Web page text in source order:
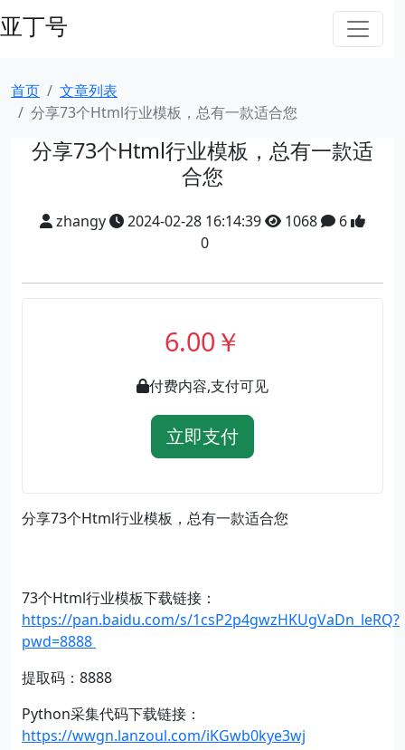
亚丁号
首页
文章列表
分享73个Html行业模板，总有一款适合您
分享73个Html行业模板，总有一款适
合您
zhangy 2024-02-28 16:14:39 1068
6
0
6.00￥
付费内容,支付可见
立即支付
分享73个Html行业模板，总有一款适合您
73个Html行业模板下载链接：
https://pan.baidu.com/s/1csP2p4gwzHKUgVaDn_leRQ?
pwd=8888
提取码：8888
Python采集代码下载链接：
https://wwgn.lanzoul.com/iKGwb0kye3wj